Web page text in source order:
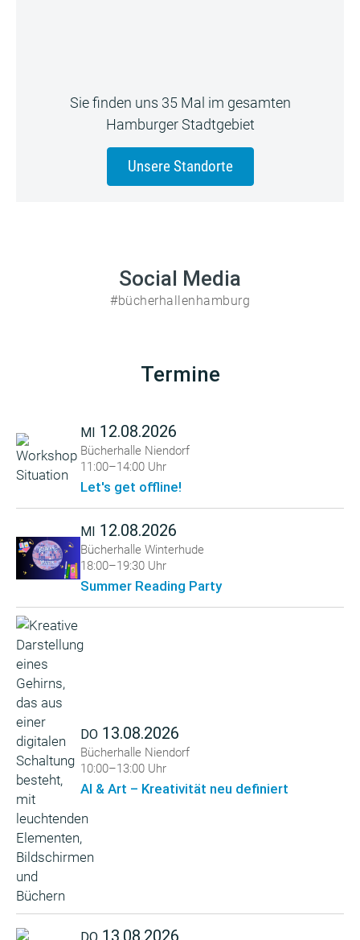
Sie finden uns 35 Mal im gesamten
Hamburger Stadtgebiet
Unsere Standorte
Social Media
#bücherhallenhamburg
Termine
MI 12.08.2026
Bücherhalle Niendorf
11:00–14:00 Uhr
Let's get offline!
MI 12.08.2026
Bücherhalle Winterhude
18:00–19:30 Uhr
Summer Reading Party
DO 13.08.2026
Bücherhalle Niendorf
10:00–13:00 Uhr
AI & Art – Kreativität neu definiert